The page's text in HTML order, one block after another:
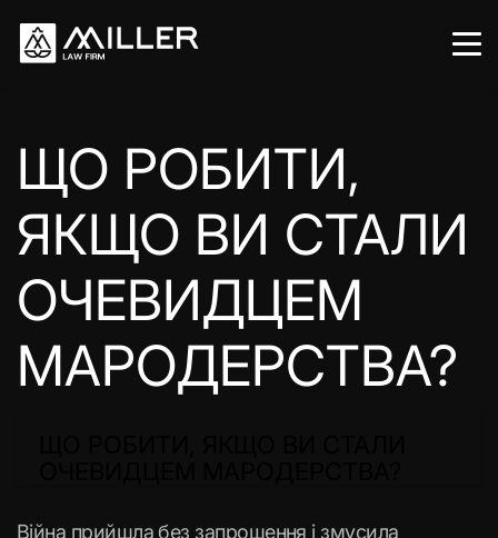
ЩО РОБИТИ,
ЯКЩО ВИ СТАЛИ
ОЧЕВИДЦЕМ
МАРОДЕРСТВА?
Війна прийшла без запрошення і змусила